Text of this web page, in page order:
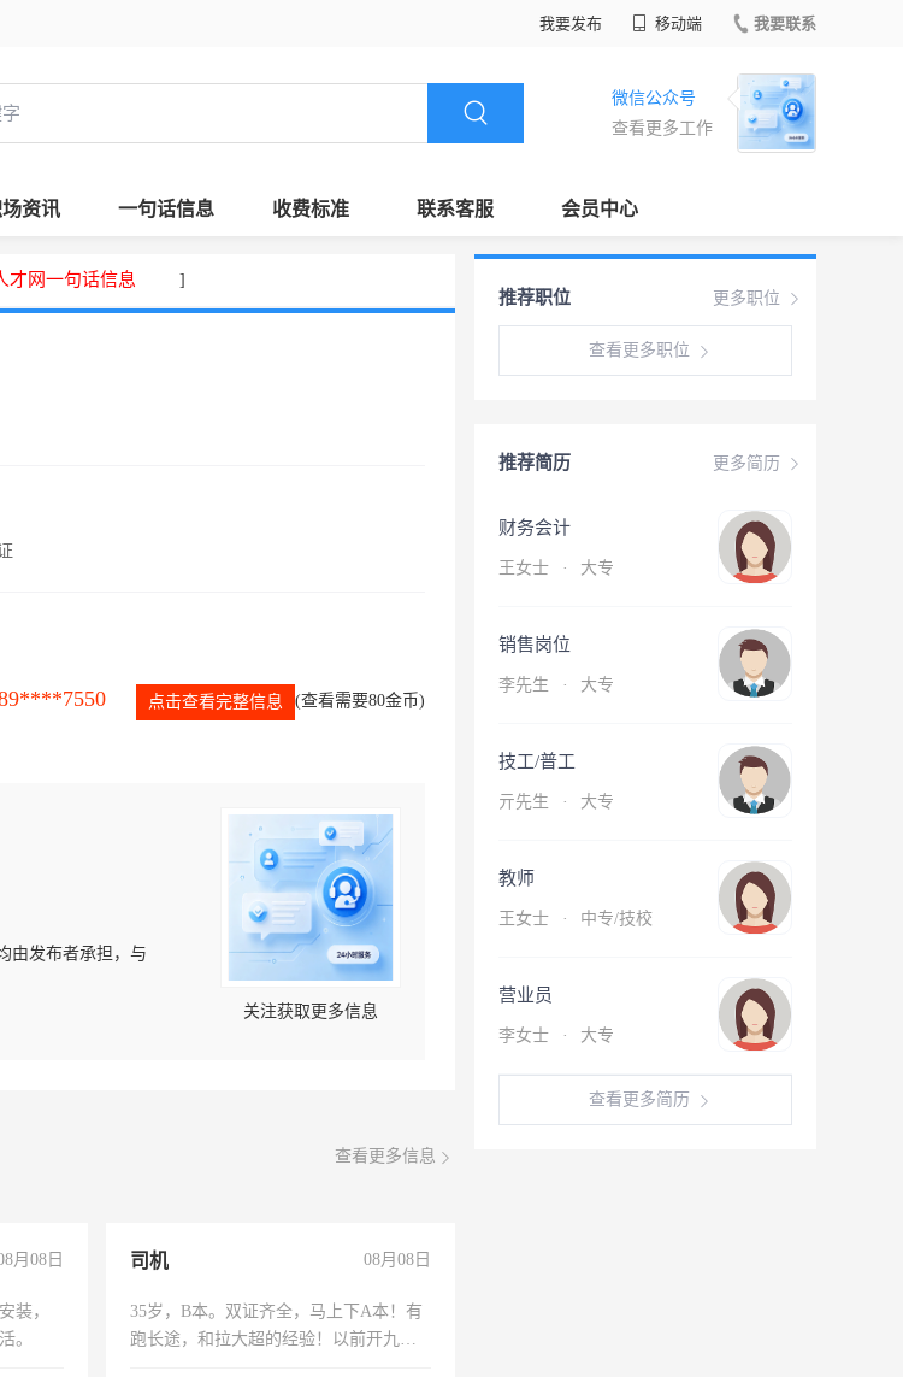
我要发布 移动端 我要联系
微信公众号
查看更多工作
资讯 一句话信息 收费标准 联系客服 会员中心
才网一句话信息 ]
点击查看完整信息 (查看需要80金币)
由发布者承担，与
关注获取更多信息
查看更多信息
月08日
装，
。
司机 08月08日
35岁，B本。双证齐全，马上下A本！有
跑长途，和拉大超的经验！以前开九米
更多职位
推荐职位
查看更多职位
更多简历
推荐简历
财务会计
王女士 · 大专
销售岗位
李先生 · 大专
技工/普工
亓先生 · 大专
教师
王女士 · 中专/技校
营业员
李女士 · 大专
查看更多简历